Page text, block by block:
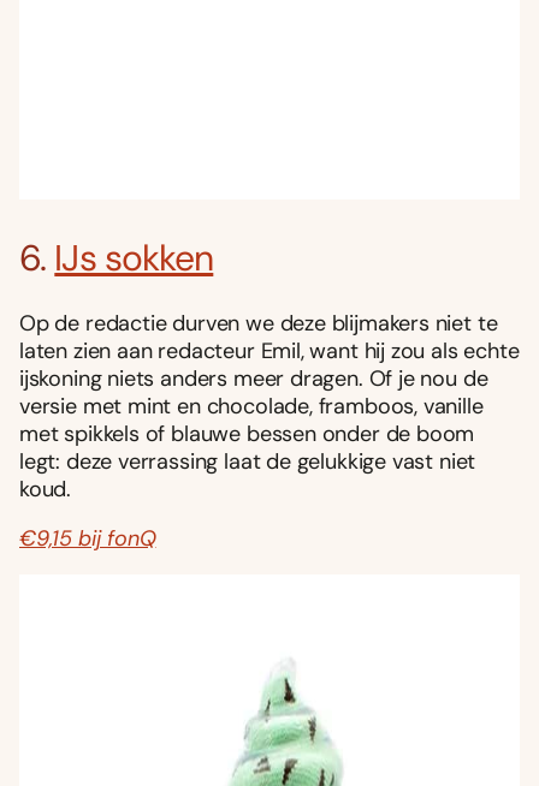
6. IJs sokken
Op de redactie durven we deze blijmakers niet te
laten zien aan redacteur Emil, want hij zou als echte
ijskoning niets anders meer dragen. Of je nou de
versie met mint en chocolade, framboos, vanille
met spikkels of blauwe bessen onder de boom
legt: deze verrassing laat de gelukkige vast niet
koud.
€9,15 bij fonQ